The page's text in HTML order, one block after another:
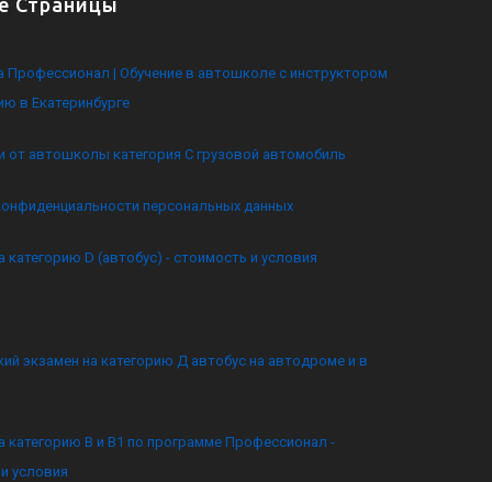
Страницы
| Обучение в автошколе с инструктором
в Екатеринбурге
от автошколы категория C грузовой автомобиль
персональных данных
категорию D (автобус) - стоимость и условия
экзамен на категорию Д автобус на автодроме и в
категорию B и B1 по программе Профессионал -
условия